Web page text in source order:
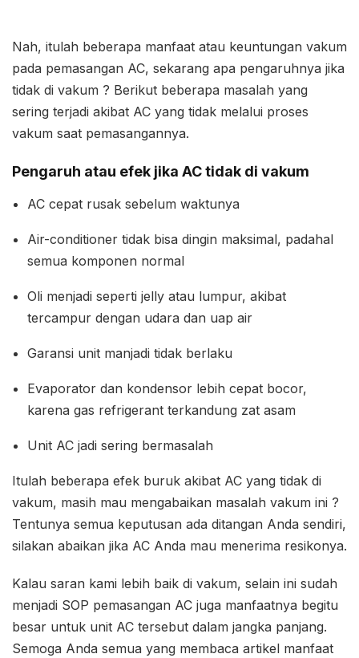
Nah, itulah beberapa manfaat atau keuntungan vakum
pada pemasangan AC, sekarang apa pengaruhnya jika
tidak di vakum ? Berikut beberapa masalah yang
sering terjadi akibat AC yang tidak melalui proses
vakum saat pemasangannya.
Pengaruh atau efek jika AC tidak di vakum
AC cepat rusak sebelum waktunya
Air-conditioner tidak bisa dingin maksimal, padahal
semua komponen normal
Oli menjadi seperti jelly atau lumpur, akibat
tercampur dengan udara dan uap air
Garansi unit manjadi tidak berlaku
Evaporator dan kondensor lebih cepat bocor,
karena gas refrigerant terkandung zat asam
Unit AC jadi sering bermasalah
Itulah beberapa efek buruk akibat AC yang tidak di
vakum, masih mau mengabaikan masalah vakum ini ?
Tentunya semua keputusan ada ditangan Anda sendiri,
silakan abaikan jika AC Anda mau menerima resikonya.
Kalau saran kami lebih baik di vakum, selain ini sudah
menjadi SOP pemasangan AC juga manfaatnya begitu
besar untuk unit AC tersebut dalam jangka panjang.
Semoga Anda semua yang membaca artikel manfaat